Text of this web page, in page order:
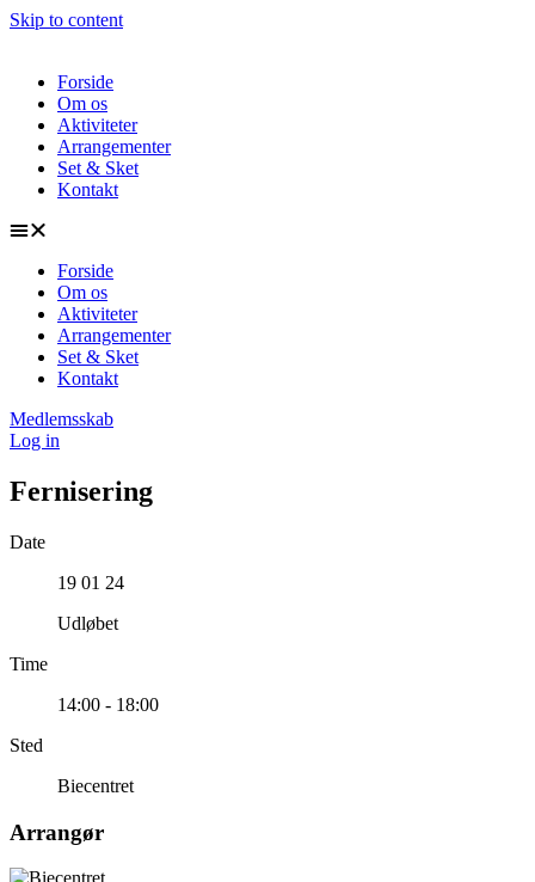
Skip to content
Forside
Om os
Aktiviteter
Arrangementer
Set & Sket
Kontakt
Forside
Om os
Aktiviteter
Arrangementer
Set & Sket
Kontakt
Medlemsskab
Log in
Fernisering
Date
19 01 24
Udløbet
Time
14:00 - 18:00
Sted
Biecentret
Arrangør